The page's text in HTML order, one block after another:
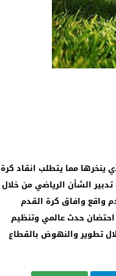
مما يتطلب انقاد كرة
الشأن الرياضي من خلال
واقع وافاق كرة القدم
حدث عالمي وتنظيم
تطوير والنهوض بالقطاع